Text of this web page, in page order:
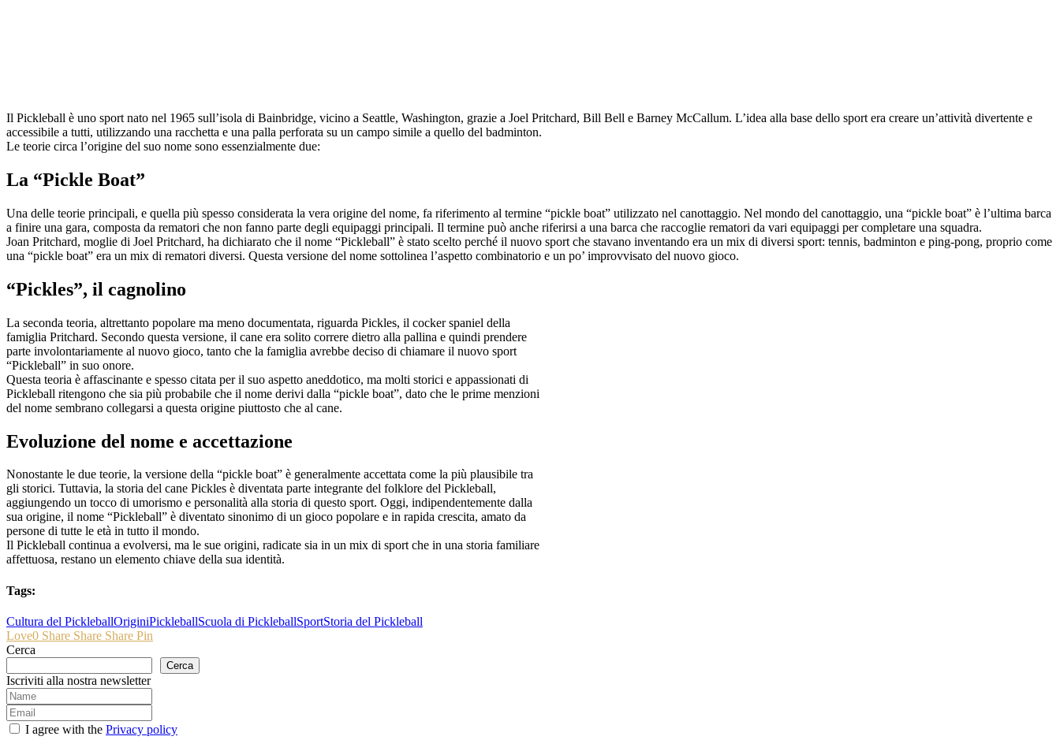
Il Pickleball è uno sport nato nel 1965 sull’isola di Bainbridge, vicino a Seattle, Washington, grazie a Joel Pritchard, Bill Bell e Barney McCallum. L’idea alla base dello sport era creare un’attività divertente e
accessibile a tutti, utilizzando una racchetta e una palla perforata su un campo simile a quello del badminton.
Le teorie circa l’origine del suo nome sono essenzialmente due:
La “Pickle Boat”
Una delle teorie principali, e quella più spesso considerata la vera origine del nome, fa riferimento al termine “pickle boat” utilizzato nel canottaggio. Nel mondo del canottaggio, una “pickle boat” è l’ultima barca
a finire una gara, composta da rematori che non fanno parte degli equipaggi principali. Il termine può anche riferirsi a una barca che raccoglie rematori da vari equipaggi per completare una squadra.
Joan Pritchard, moglie di Joel Pritchard, ha dichiarato che il nome “Pickleball” è stato scelto perché il nuovo sport che stavano inventando era un mix di diversi sport: tennis, badminton e ping-pong, proprio come
una “pickle boat” era un mix di rematori diversi. Questa versione del nome sottolinea l’aspetto combinatorio e un po’ improvvisato del nuovo gioco.
“Pickles”, il cagnolino
La seconda teoria, altrettanto popolare ma meno documentata, riguarda Pickles, il cocker spaniel della
famiglia Pritchard. Secondo questa versione, il cane era solito correre dietro alla pallina e quindi prendere
parte involontariamente al nuovo gioco, tanto che la famiglia avrebbe deciso di chiamare il nuovo sport
“Pickleball” in suo onore.
Questa teoria è affascinante e spesso citata per il suo aspetto aneddotico, ma molti storici e appassionati di
Pickleball ritengono che sia più probabile che il nome derivi dalla “pickle boat”, dato che le prime menzioni
del nome sembrano collegarsi a questa origine piuttosto che al cane.
Evoluzione del nome e accettazione
Nonostante le due teorie, la versione della “pickle boat” è generalmente accettata come la più plausibile tra
gli storici. Tuttavia, la storia del cane Pickles è diventata parte integrante del folklore del Pickleball,
aggiungendo un tocco di umorismo e personalità alla storia di questo sport. Oggi, indipendentemente dalla
sua origine, il nome “Pickleball” è diventato sinonimo di un gioco popolare e in rapida crescita, amato da
persone di tutte le età in tutto il mondo.
Il Pickleball continua a evolversi, ma le sue origini, radicate sia in un mix di sport che in una storia familiare
affettuosa, restano un elemento chiave della sua identità.
Tags:
Cultura del PickleballOriginiPickleballScuola di PickleballSportStoria del Pickleball
Love0 Share Share Share Pin
Cerca
Cerca
Iscriviti alla nostra newsletter
I agree with the Privacy policy